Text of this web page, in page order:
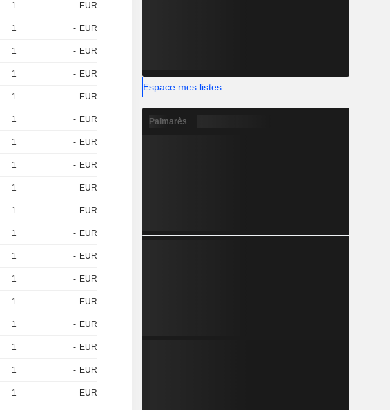
1 - EUR
1 - EUR
1 - EUR
1 - EUR
1 - EUR
1 - EUR
1 - EUR
1 - EUR
1 - EUR
1 - EUR
1 - EUR
1 - EUR
1 - EUR
1 - EUR
1 - EUR
1 - EUR
1 - EUR
1 - EUR
Espace mes listes
Palmarès